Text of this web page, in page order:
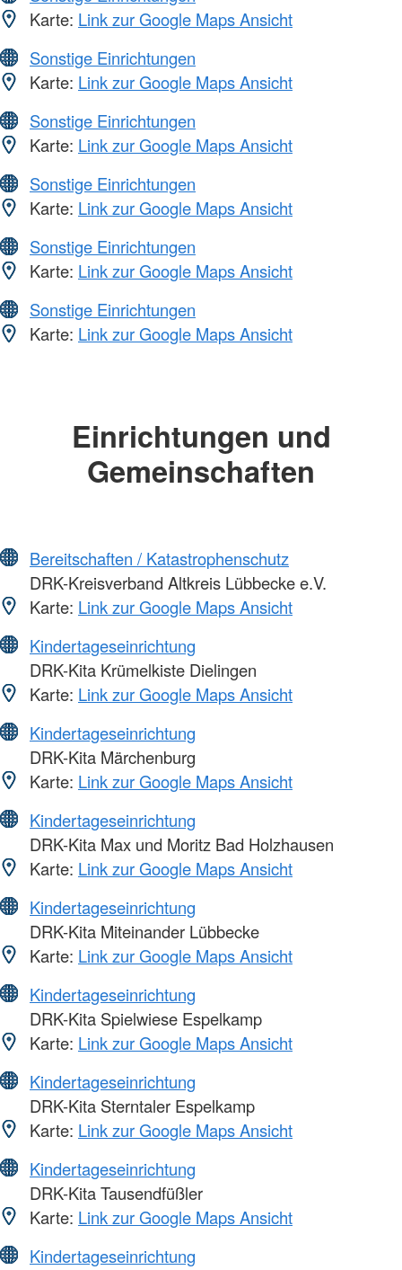
Karte: Link zur Google Maps Ansicht
Sonstige Einrichtungen
Karte: Link zur Google Maps Ansicht
Sonstige Einrichtungen
Karte: Link zur Google Maps Ansicht
Sonstige Einrichtungen
Karte: Link zur Google Maps Ansicht
Sonstige Einrichtungen
Karte: Link zur Google Maps Ansicht
Sonstige Einrichtungen
Karte: Link zur Google Maps Ansicht
Einrichtungen und
Gemeinschaften
Bereitschaften / Katastrophenschutz
DRK-Kreisverband Altkreis Lübbecke e.V.
Karte: Link zur Google Maps Ansicht
Kindertageseinrichtung
DRK-Kita Krümelkiste Dielingen
Karte: Link zur Google Maps Ansicht
Kindertageseinrichtung
DRK-Kita Märchenburg
Karte: Link zur Google Maps Ansicht
Kindertageseinrichtung
DRK-Kita Max und Moritz Bad Holzhausen
Karte: Link zur Google Maps Ansicht
Kindertageseinrichtung
DRK-Kita Miteinander Lübbecke
Karte: Link zur Google Maps Ansicht
Kindertageseinrichtung
DRK-Kita Spielwiese Espelkamp
Karte: Link zur Google Maps Ansicht
Kindertageseinrichtung
DRK-Kita Sterntaler Espelkamp
Karte: Link zur Google Maps Ansicht
Kindertageseinrichtung
DRK-Kita Tausendfüßler
Karte: Link zur Google Maps Ansicht
Kindertageseinrichtung